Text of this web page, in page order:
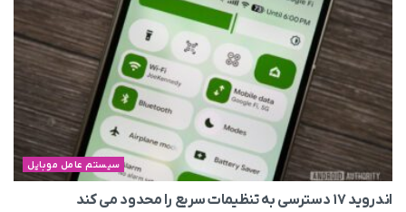
سیستم عامل موبایل
اندروید ۱۷ دسترسی به تنظیمات سریع را محدود می‌ کند